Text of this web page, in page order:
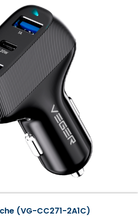
(VG-CC271-2A1C)